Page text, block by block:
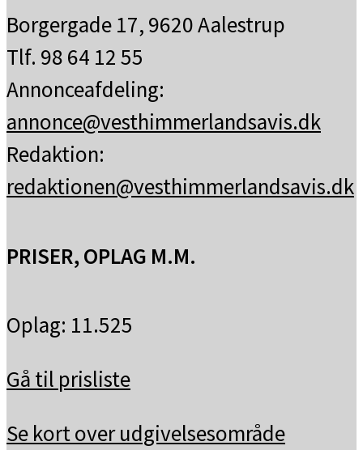
Borgergade 17, 9620 Aalestrup
Tlf. 98 64 12 55
Annonceafdeling:
annonce@vesthimmerlandsavis.dk
Redaktion:
redaktionen@vesthimmerlandsavis.dk
PRISER, OPLAG M.M.
Oplag: 11.525
Gå til prisliste
Se kort over udgivelsesområde